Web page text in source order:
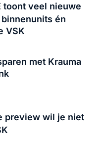
toont veel nieuwe
én
VSK
met Krauma
preview wil je niet